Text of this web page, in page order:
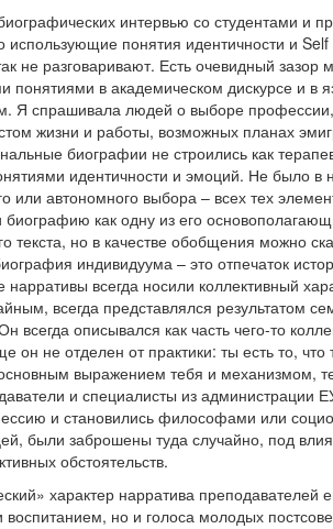
интервью со студентами
использующие понятия идентичности и
не разговаривают. Есть очевидный
в академическом дискурсе и в
Я спрашивала людей о выборе
жизни и работы, возможных планах
биографии не строились как
идентичности и эмоций. Не было в
или автономного выбора – всех тех
биографию как одну из его
текста, но в качестве обобщения можно
индивидуума – это отпечаток
нарративы всегда носили коллективный
всегда представлялся результатом
всегда описывался как часть чего-то
он не отделен от практики: ты есть то,
выражением тебя и механизмом,
и специалисты из администрации
и становились философами или
были заброшены туда случайно, под
обстоятельств.
характер нарратива
но и голоса молодых